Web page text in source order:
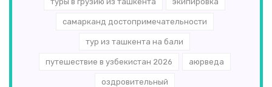
самарканд достопримечательности
тур из ташкента на бали
путешествие в узбекистан 2026 аюрведа
оздровительный